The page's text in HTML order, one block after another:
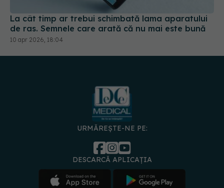
La cât timp ar trebui schimbată lama aparatului
de ras. Semnele care arată că nu mai este bună
10 apr 2026, 18:04
URMĂREȘTE-NE PE:
DESCARCĂ APLICAȚIA